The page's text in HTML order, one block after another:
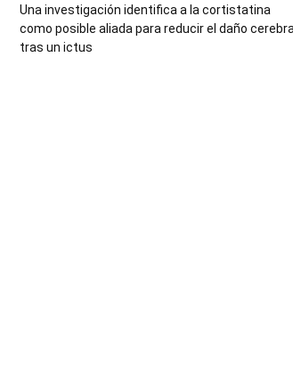
Una investigación identifica a la cortistatina
como posible aliada para reducir el daño cerebral
tras un ictus